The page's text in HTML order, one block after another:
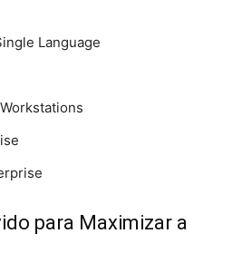
Language
para Maximizar a